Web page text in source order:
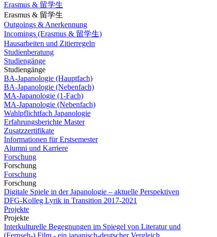
Erasmus & 留学生
Erasmus & 留学生
Outgoings & Anerkennung
Incomings (Erasmus & 留学生)
Hausarbeiten und Zitierregeln
Studienberatung
Studiengänge
Studiengänge
BA-Japanologie (Hauptfach)
BA-Japanologie (Nebenfach)
MA-Japanologie (1-Fach)
MA-Japanologie (Nebenfach)
Wahlpflichtfach Japanologie
Erfahrungsberichte Master
Zusatzzertifikate
Informationen für Erstsemester
Alumni und Karriere
Forschung
Forschung
Forschung
Forschung
Digitale Spiele in der Japanologie – aktuelle Perspektiven
DFG-Kolleg Lyrik in Transition 2017-2021
Projekte
Projekte
Interkulturelle Begegnungen im Spiegel von Literatur und
(Fernseh-) Film - ein japanisch-deutscher Vergleich